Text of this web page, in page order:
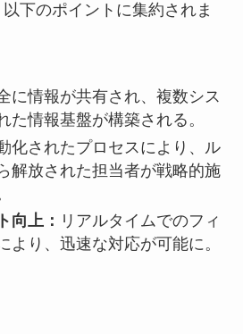
下のポイントに集約されま
に情報が共有され、複数シス
た情報基盤が構築される。
化されたプロセスにより、ル
解放された担当者が戦略的施
向上： リアルタイムでのフィ
より、迅速な対応が可能に。